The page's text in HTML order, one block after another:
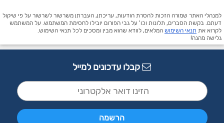
למנהלי האתר שמורה הזכות להסרת הודעות, עריכתן, העברתן משרשור לשרשור על פי שיקול
דעתם. בקשת הסברים, תלונות וכו' על גבי הפורום יובילו לחסימת המשתמש. על המשתמש
לקרוא את תנאי השימוש המלאים, לוודא שהוא מבין ומסכים לכל תנאי השימוש.
גלישה מהנה!
קבלו עדכונים למייל